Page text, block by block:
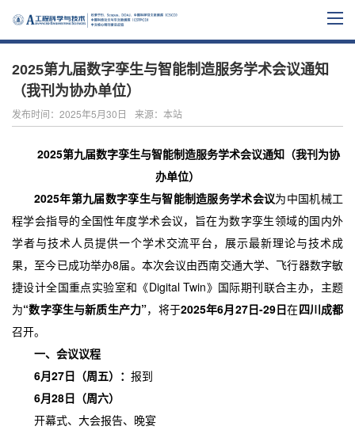
2025第九届数字孪生与智能制造服务学术会议通知
（我刊为协办单位）
发布时间：2025年5月30日 来源：本站
2025第九届数字孪生与智能制造服务学术会议通知（我刊为协
办单位）
2025年第九届数字孪生与智能制造服务学术会议为中国机械工
程学会指导的全国性年度学术会议，旨在为数字孪生领域的国内外
学者与技术人员提供一个学术交流平台，展示最新理论与技术成
果，至今已成功举办8届。本次会议由西南交通大学、飞行器数字敏
捷设计全国重点实验室和《Digital Twin》国际期刊联合主办，主题
为“数字孪生与新质生产力”，将于2025年6月27日-29日在四川成都
召开。
一、 会议议程
6月27日（周五）： 报到
6月28日（周六）
开幕式、大会报告、晚宴